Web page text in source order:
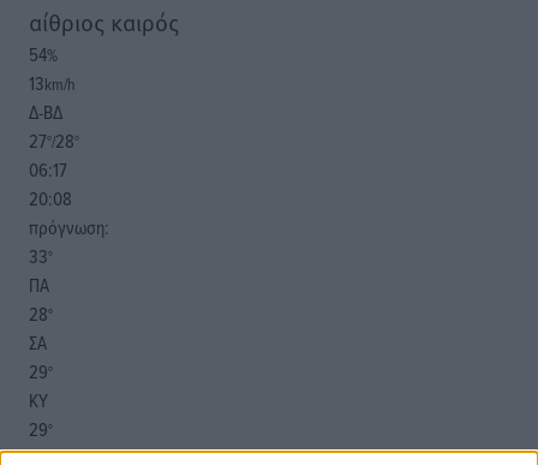
αίθριος καιρός
54%
13km/h
Δ-ΒΔ
27°/28°
06:17
20:08
πρόγνωση:
33°
ΠΑ
28°
ΣΑ
29°
ΚΥ
29°
ΔΕ